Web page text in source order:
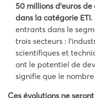
50 millions d’euros
dans la catégorie ETI.
entrants dans le
trois secteurs :
scientifiques et
ont le potentiel de
signifie que le
Ces évolutions ne